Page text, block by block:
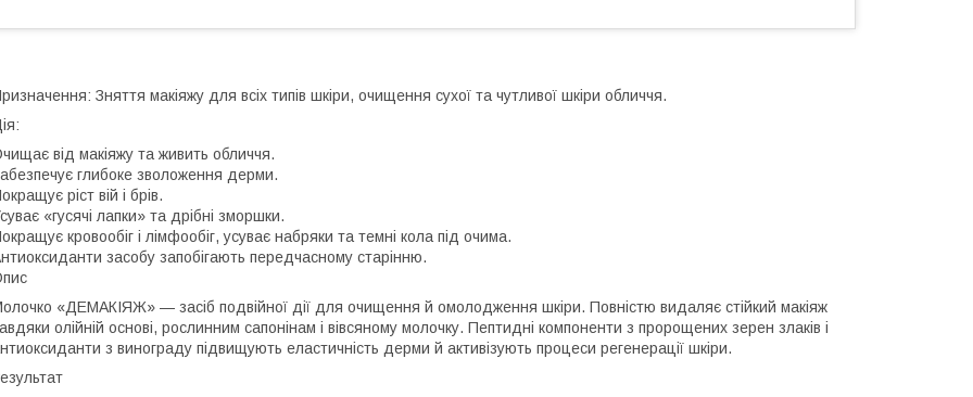
Зняття макіяжу для всіх типів шкіри, очищення сухої та чутливої шкіри обличчя.
від макіяжу та живить обличчя.
глибоке зволоження дерми.
ріст вій і брів.
«гусячі лапки» та дрібні зморшки.
кровообіг і лімфообіг, усуває набряки та темні кола під очима.
засобу запобігають передчасному старінню.
«ДЕМАКІЯЖ» — засіб подвійної дії для очищення й омолодження шкіри. Повністю видаляє стійкий макіяж
олійній основі, рослинним сапонінам і вівсяному молочку. Пептидні компоненти з пророщених зерен злаків і
з винограду підвищують еластичність дерми й активізують процеси регенерації шкіри.